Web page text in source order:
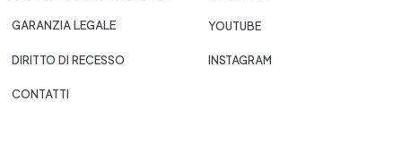
GARANZIA LEGALE
DIRITTO DI RECESSO
CONTATTI
YOUTUBE
INSTAGRAM